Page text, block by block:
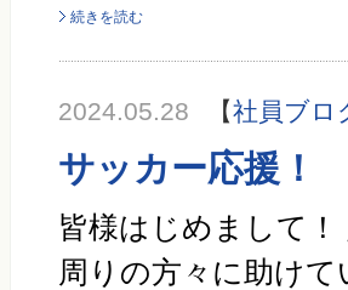
続きを読む
2024.05.28 【社員ブロ
サッカー応援！
皆様はじめまして
周りの方々に助け